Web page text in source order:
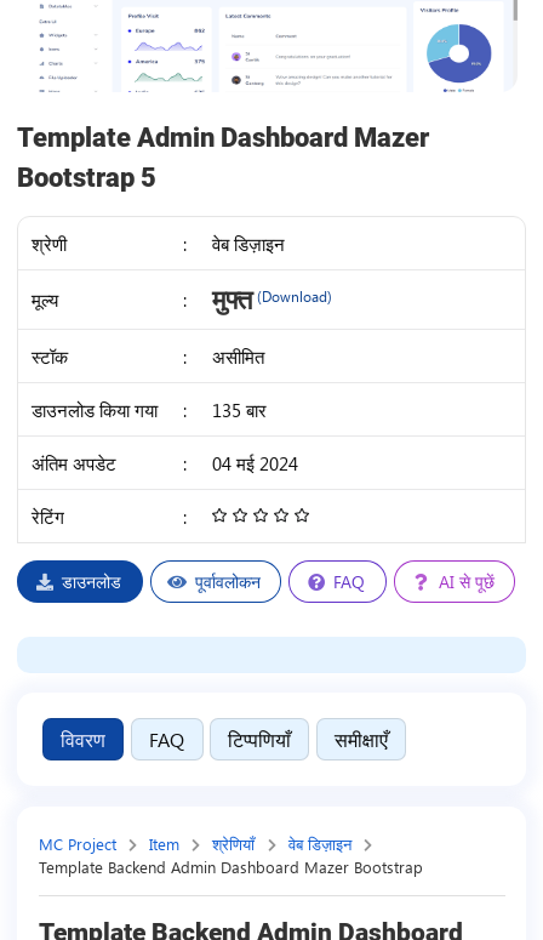
Template Admin Dashboard Mazer
Bootstrap 5
श्रेणी : वेब डिज़ाइन
मूल्य :
IDR
मुफ्त (Download)
स्टॉक : असीमित
डाउनलोड किया गया : 135 बार
अंतिम अपडेट : 04 मई 2024
रेटिंग :
/
5
डाउनलोड पूर्वावलोकन FAQ AI से पूछें
विवरण FAQ टिप्पणियाँ समीक्षाएँ
MC Project Item श्रेणियाँ
वेब डिज़ाइन
Template Backend Admin Dashboard Mazer Bootstrap
Template Backend Admin Dashboard